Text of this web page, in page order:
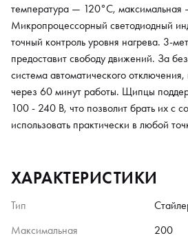
температура — 120°C,
Микропроцессорный светодиодный
точный контроль уровня нагрева. 3-
предоставит свободу движений. За
система автоматического отключения,
через 60 минут работы. Щипцы
100 - 240 В, что позволит брать их с
использовать практически в любой
ХАРАКТЕРИСТИКИ
Тип
Максимальная
200